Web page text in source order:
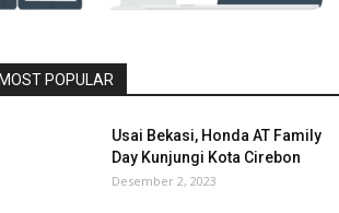
POPULAR
Usai Bekasi, Honda AT Family
Day Kunjungi Kota Cirebon
Desember 2, 2023